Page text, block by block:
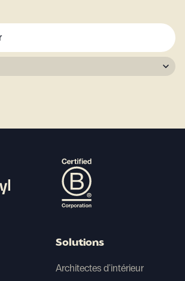
Solutions
Architectes d'intérieur